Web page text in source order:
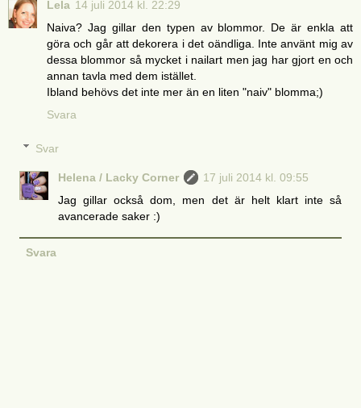
Lela 14 juli 2014 kl. 22:29
Naiva? Jag gillar den typen av blommor. De är enkla att
göra och går att dekorera i det oändliga. Inte använt mig av
dessa blommor så mycket i nailart men jag har gjort en och
annan tavla med dem istället.
Ibland behövs det inte mer än en liten "naiv" blomma;)
Svara
Svar
Helena / Lacky Corner
17 juli 2014 kl. 09:55
Jag gillar också dom, men det är helt klart inte så
avancerade saker :)
Svara